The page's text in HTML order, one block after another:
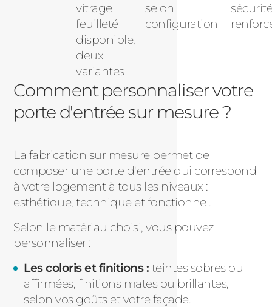
vitrage
feuilleté
disponible,
deux
variantes
selon
configuration
Comment personnaliser votre
porte d'entrée sur mesure ?
La fabrication sur mesure permet de
composer une porte d'entrée qui correspond
à votre logement à tous les niveaux :
esthétique, technique et fonctionnel.
Selon le matériau choisi, vous pouvez
personnaliser :
Les coloris et finitions : teintes sobres ou
affirmées, finitions mates ou brillantes,
selon vos goûts et votre façade.